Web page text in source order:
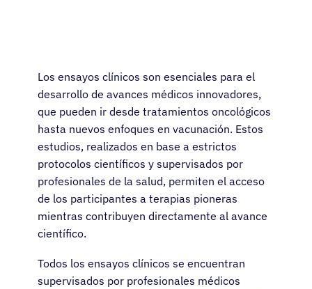
Los ensayos clínicos son esenciales para el
desarrollo de avances médicos innovadores,
que pueden ir desde tratamientos oncológicos
hasta nuevos enfoques en vacunación. Estos
estudios, realizados en base a estrictos
protocolos científicos y supervisados por
profesionales de la salud, permiten el acceso
de los participantes a terapias pioneras
mientras contribuyen directamente al avance
científico.
Todos los ensayos clínicos se encuentran
supervisados por profesionales médicos